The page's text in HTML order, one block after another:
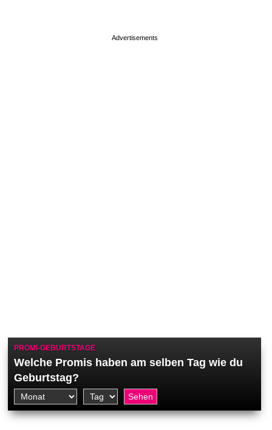
PROMI-GEBURTSTAGE
Welche Promis haben am selben Tag wie du
Geburtstag?